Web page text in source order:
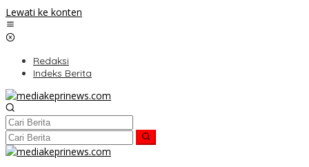
Lewati ke konten
Redaksi
Indeks Berita